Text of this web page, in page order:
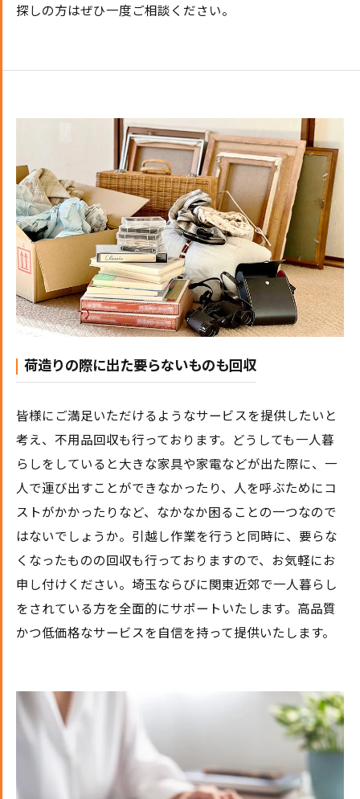
探しの方はぜひ一度ご相談ください。
荷造りの際に出た要らないものも回収
皆様にご満足いただけるようなサービスを提供したいと
考え、不用品回収も行っております。どうしても一人暮
らしをしていると大きな家具や家電などが出た際に、一
人で運び出すことができなかったり、人を呼ぶためにコ
ストがかかったりなど、なかなか困ることの一つなので
はないでしょうか。引越し作業を行うと同時に、要らな
くなったものの回収も行っておりますので、お気軽にお
申し付けください。埼玉ならびに関東近郊で一人暮らし
をされている方を全面的にサポートいたします。高品質
かつ低価格なサービスを自信を持って提供いたします。